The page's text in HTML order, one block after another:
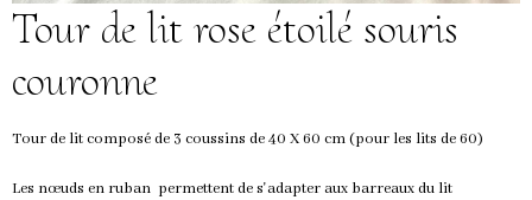
Tour de lit rose étoilé souris
couronne
Tour de lit composé de 3 coussins de 40 X 60 cm (pour les lits de 60)
Les nœuds en ruban permettent de s'adapter aux barreaux du lit